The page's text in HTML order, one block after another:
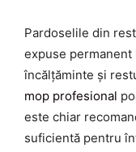
Pardoselile din
expuse
încălțăminte și
mop profesional
este chiar
suficientă pentru